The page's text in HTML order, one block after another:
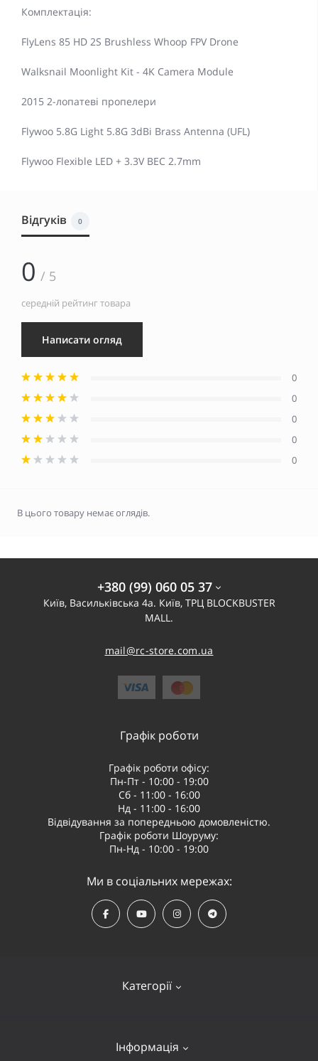
Комплектація:
FlyLens 85 HD 2S Brushless Whoop FPV Drone
Walksnail Moonlight Kit - 4K Camera Module
2015 2-лопатеві пропелери
Flywoo 5.8G Light 5.8G 3dBi Brass Antenna (UFL)
Flywoo Flexible LED + 3.3V BEC 2.7mm
Відгуків 0
0 / 5
середній рейтинг товара
Написати огляд
0
0
0
0
0
В цього товару немає оглядів.
+380 (99) 060 05 37
Київ, Васильківська 4а. Київ, ТРЦ BLOCKBUSTER
MALL.
mail@rc-store.com.ua
Категорії
Квадрокоптери
Інформація
Графік роботи
Графік роботи офісу:
Пн-Пт - 10:00 - 19:00
Сб - 11:00 - 16:00
Нд - 11:00 - 16:00
Відвідування за попередньою домовленістю.
Графік роботи Шоуруму:
Пн-Нд - 10:00 - 19:00
Ми в соціальних мережах: